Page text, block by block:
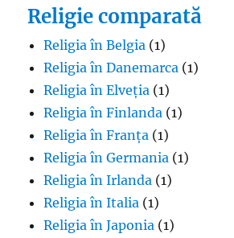
Religie comparată
Religia în Belgia (1)
Religia în Danemarca (1)
Religia în Elveția (1)
Religia în Finlanda (1)
Religia în Franța (1)
Religia în Germania (1)
Religia în Irlanda (1)
Religia în Italia (1)
Religia în Japonia (1)